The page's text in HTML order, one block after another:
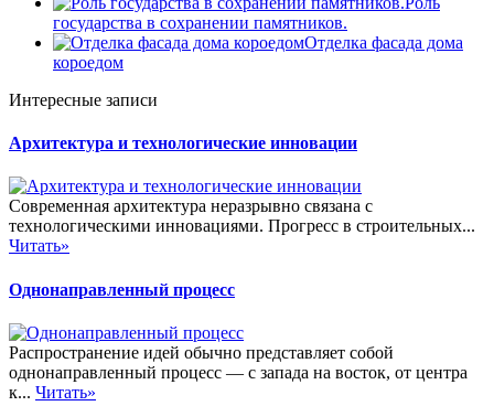
государства в сохранении памятников.
Отделка фасада дома
короедом
Интересные записи
Архитектура и технологические инновации
Современная архитектура неразрывно связана с
технологическими инновациями. Прогресс в строительных...
Читать»
Однонаправленный процесс
Распространение идей обычно представляет собой
однонаправленный процесс — с запада на восток, от центра
к... Читать»